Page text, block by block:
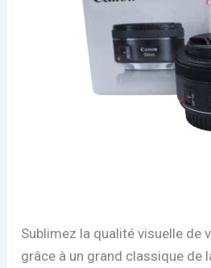
Sublimez la qualité visuelle de
grâce à un grand classique de